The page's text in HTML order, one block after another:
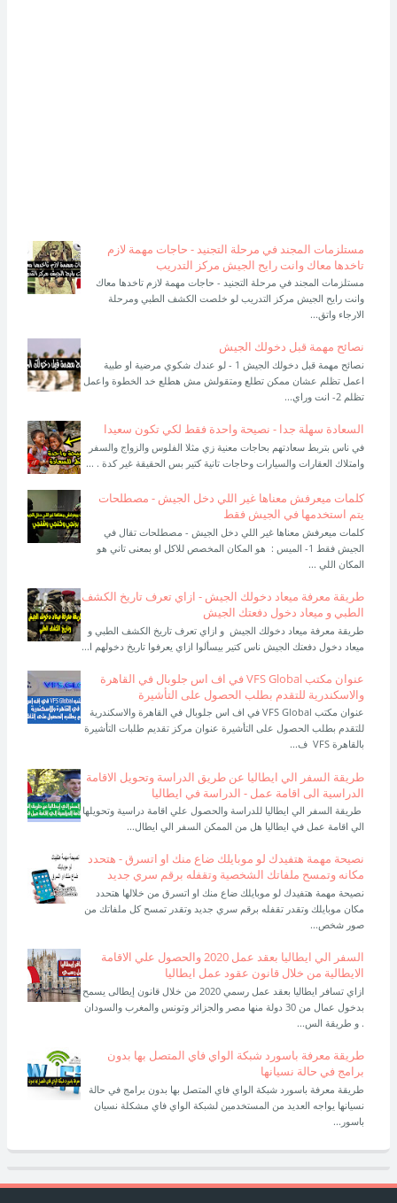
مستلزمات المجند في مرحلة التجنيد - حاجات مهمة لازم
تاخدها معاك وانت رايح الجيش مركز التدريب
مستلزمات المجند في مرحلة التجنيد - حاجات مهمة لازم تاخدها معاك
وانت رايح الجيش مركز التدريب لو خلصت الكشف الطبي ومرحلة
الارجاء واتق...
نصائح مهمة قبل دخولك الجيش
نصائح مهمة قبل دخولك الجيش 1 - لو عندك شكوي مرضية او طبية
اعمل تظلم عشان ممكن تطلع ومتقولش مش هطلع خد الخطوة واعمل
تظلم 2- انت وراي...
السعادة سهلة جدا - نصيحة واحدة فقط لكي تكون سعيدا
في ناس بتربط سعادتهم بحاجات معنية زي مثلا الفلوس والزواج والسفر
وامتلاك العقارات والسيارات وحاجات تانية كتير بس الحقيقة غير كدة . ...
كلمات ميعرفش معناها غير اللي دخل الجيش - مصطلحات
يتم استخدمها في الجيش فقط
كلمات ميعرفش معناها غير اللي دخل الجيش - مصطلحات تقال في
الجيش فقط 1- الميس : هو المكان المخصص للاكل او بمعنى تاني هو
المكان اللي ...
طريقة معرفة ميعاد دخولك الجيش - ازاي تعرف تاريخ الكشف
الطبي و ميعاد دخول دفعتك الجيش
طريقة معرفة ميعاد دخولك الجيش و ازاي تعرف تاريخ الكشف الطبي و
ميعاد دخول دفعتك الجيش ناس كتير بيسألوا ازاي يعرفوا تاريخ دخولهم ا...
عنوان مكتب VFS Global في اف اس جلوبال في القاهرة
والاسكندرية للتقدم بطلب الحصول على التأشيرة
عنوان مكتب VFS Global في اف اس جلوبال في القاهرة والاسكندرية
للتقدم بطلب الحصول على التأشيرة عنوان مركز تقديم طلبات التأشيرة
بالقاهرة VFS ف...
طريقة السفر الي ايطاليا عن طريق الدراسة وتحويل الاقامة
الدراسية الى اقامة عمل - الدراسة في ايطاليا
طريقة السفر الي ايطاليا للدراسة والحصول علي اقامة دراسية وتحويلها
الي اقامة عمل في ايطاليا هل من الممكن السفر الي ايطال...
نصيحة مهمة هتفيدك لو موبايلك ضاع منك او اتسرق - هتحدد
مكانه وتمسح ملفاتك الشخصية وتقفله برقم سري جديد
نصيحة مهمة هتفيدك لو موبايلك ضاع منك او اتسرق من خلالها هتحدد
مكان موبايلك وتقدر تقفله برقم سري جديد وتقدر تمسح كل ملفاتك من
صور شخص...
السفر الي ايطاليا بعقد عمل 2020 والحصول علي الاقامة
الايطالية من خلال قانون عقود عمل ايطاليا
ازاي تسافر ايطاليا بعقد عمل رسمي 2020 من خلال قانون إيطالى يسمح
بدخول عمال من 30 دولة منها مصر والجزائر وتونس والمغرب والسودان
. و طريقة الس...
طريقة معرفة باسورد شبكة الواي فاي المتصل بها بدون
برامج في حالة نسيانها
طريقة معرفة باسورد شبكة الواي فاي المتصل بها بدون برامج في حالة
نسيانها يواجه العديد من المستخدمين لشبكة الواي فاي مشكلة نسيان
باسور...